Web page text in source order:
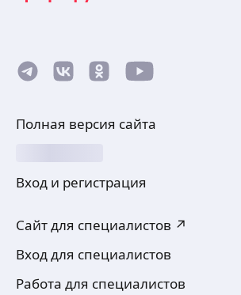
Полная версия сайта
Вход и регистрация
Сайт для специалистов ↗
Вход для специалистов
Работа для специалистов